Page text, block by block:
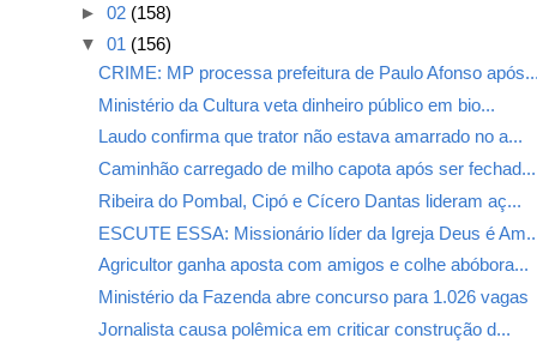
► 02 (158)
▼ 01 (156)
CRIME: MP processa prefeitura de Paulo Afonso
Ministério da Cultura veta dinheiro público em bio...
Laudo confirma que trator não estava amarrado no a...
Caminhão carregado de milho capota após ser fechad...
Ribeira do Pombal, Cipó e Cícero Dantas lideram aç...
ESCUTE ESSA: Missionário líder da Igreja Deus é
Agricultor ganha aposta com amigos e colhe abóbora...
Ministério da Fazenda abre concurso para 1.026 vagas
Jornalista causa polêmica em criticar construção d...